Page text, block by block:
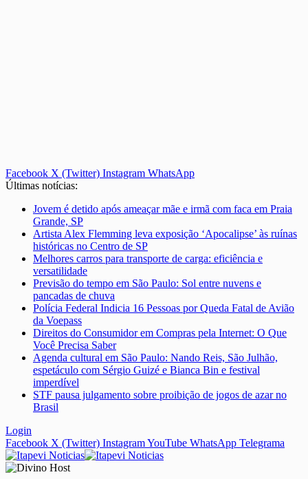
Facebook X (Twitter) Instagram WhatsApp
Últimas notícias:
Jovem é detido após ameaçar mãe e irmã com faca em Praia
Grande, SP
Artista Alex Flemming leva exposição ‘Apocalipse’ às ruínas
históricas no Centro de SP
Melhores carros para transporte de carga: eficiência e
versatilidade
Previsão do tempo em São Paulo: Sol entre nuvens e
pancadas de chuva
Polícia Federal Indicia 16 Pessoas por Queda Fatal de Avião
da Voepass
Direitos do Consumidor em Compras pela Internet: O Que
Você Precisa Saber
Agenda cultural em São Paulo: Nando Reis, São Julhão,
espetáculo com Sérgio Guizé e Bianca Bin e festival
imperdível
STF pausa julgamento sobre proibição de jogos de azar no
Brasil
Login
Facebook X (Twitter) InstagramYouTube WhatsApp Telegrama